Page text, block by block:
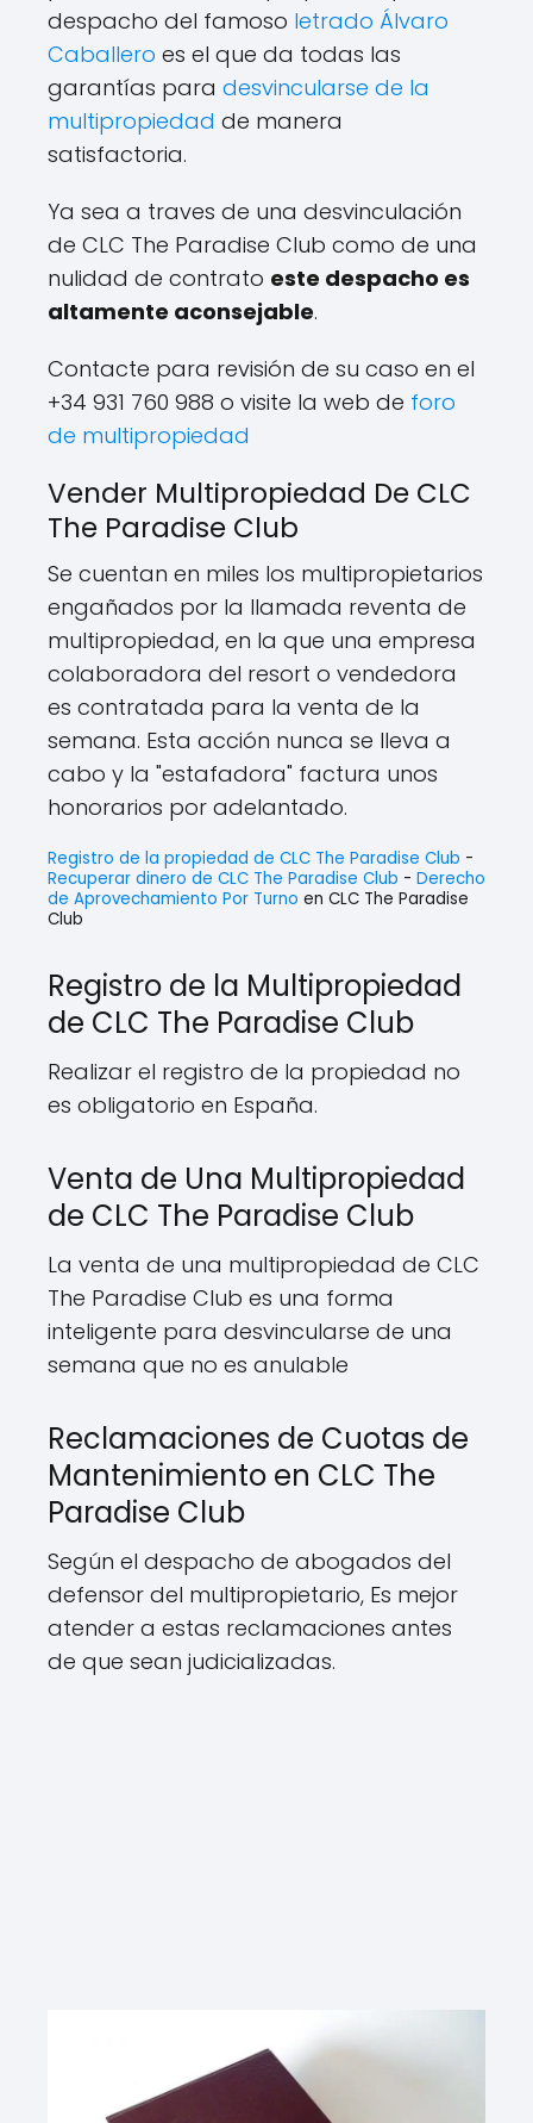
despacho del famoso letrado Álvaro
Caballero es el que da todas las
garantías para desvincularse de la
multipropiedad de manera
satisfactoria.
Ya sea a traves de una desvinculación
de CLC The Paradise Club como de una
nulidad de contrato este despacho es
altamente aconsejable.
Contacte para revisión de su caso en el
+34 931 760 988 o visite la web de foro
de multipropiedad
Vender Multipropiedad De CLC
The Paradise Club
Se cuentan en miles los multipropietarios
engañados por la llamada reventa de
multipropiedad, en la que una empresa
colaboradora del resort o vendedora
es contratada para la venta de la
semana. Esta acción nunca se lleva a
cabo y la "estafadora" factura unos
honorarios por adelantado.
Registro de la propiedad de CLC The Paradise Club -
Recuperar dinero de CLC The Paradise Club - Derecho
de Aprovechamiento Por Turno en CLC The Paradise
Club
Registro de la Multipropiedad
de CLC The Paradise Club
Realizar el registro de la propiedad no
es obligatorio en España.
Venta de Una Multipropiedad
de CLC The Paradise Club
La venta de una multipropiedad de CLC
The Paradise Club es una forma
inteligente para desvincularse de una
semana que no es anulable
Reclamaciones de Cuotas de
Mantenimiento en CLC The
Paradise Club
Según el despacho de abogados del
defensor del multipropietario, Es mejor
atender a estas reclamaciones antes
de que sean judicializadas.